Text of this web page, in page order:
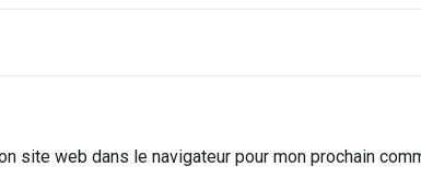
site web dans le navigateur pour mon prochain